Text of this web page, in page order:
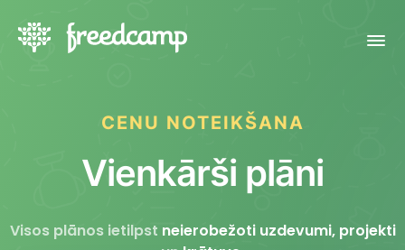
CENU NOTEIKŠANA
Vienkārši plāni
Visos plānos ietilpst neierobežoti uzdevumi, projekti